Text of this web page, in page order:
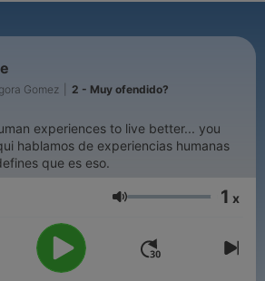
Gomez 2 - Muy ofendido?
experiences to live better... you
que es eso.
Volumen 1 x